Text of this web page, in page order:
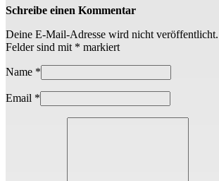
Schreibe einen Kommentar
Deine E-Mail-Adresse wird nicht veröffentlicht.
Felder sind mit * markiert
Name *
Email *